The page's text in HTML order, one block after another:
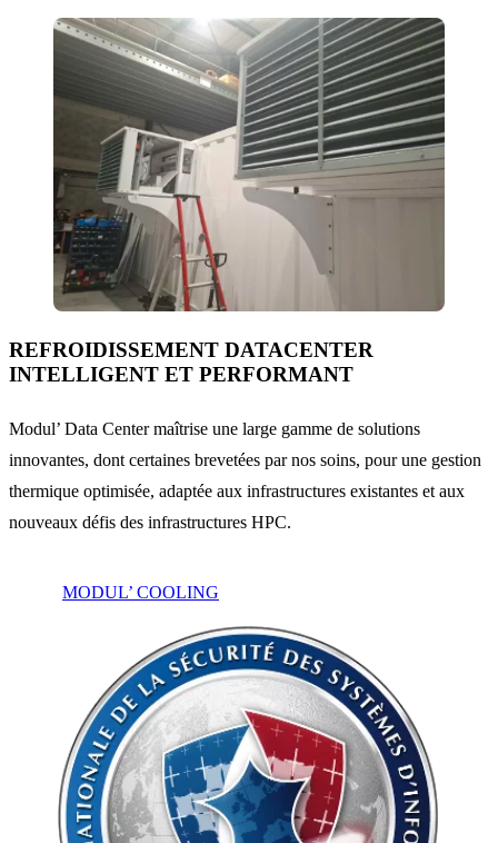
REFROIDISSEMENT DATACENTER
INTELLIGENT ET PERFORMANT
Modul’ Data Center maîtrise une large gamme de solutions
innovantes, dont certaines brevetées par nos soins, pour une gestion
thermique optimisée, adaptée aux infrastructures existantes et aux
nouveaux défis des infrastructures HPC.
MODUL’ COOLING